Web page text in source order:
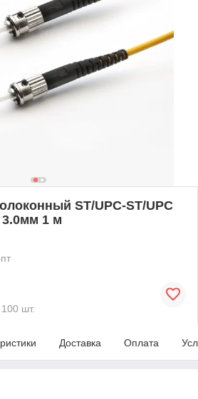
ST/UPC-ST/UPC
3.0мм 1 м
шт.
Доставка Оплата